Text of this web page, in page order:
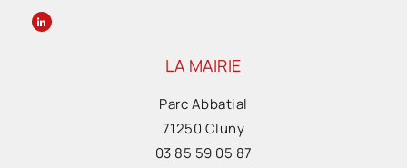
LA MAIRIE
Parc Abbatial
71250 Cluny
03 85 59 05 87